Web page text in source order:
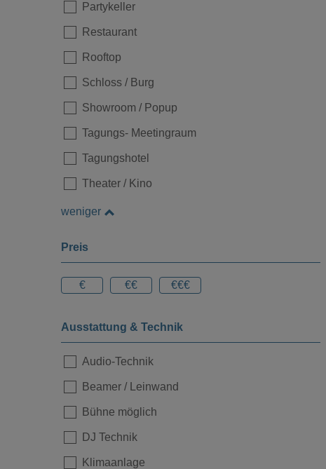
Partykeller
Restaurant
Rooftop
Schloss / Burg
Showroom / Popup
Tagungs- Meetingraum
Tagungshotel
Theater / Kino
weniger
Preis
€ €€ €€€
Ausstattung & Technik
Audio-Technik
Beamer / Leinwand
Bühne möglich
DJ Technik
Klimaanlage